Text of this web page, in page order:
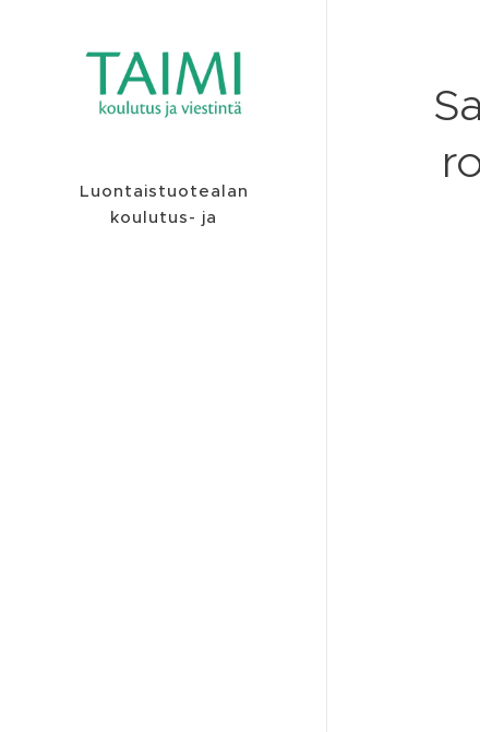
Luontaistuotealan
koulutus- ja